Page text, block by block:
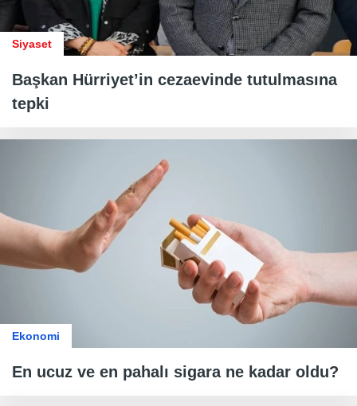
Siyaset
Başkan Hürriyet’in cezaevinde tutulmasına
tepki
Ekonomi
En ucuz ve en pahalı sigara ne kadar oldu?